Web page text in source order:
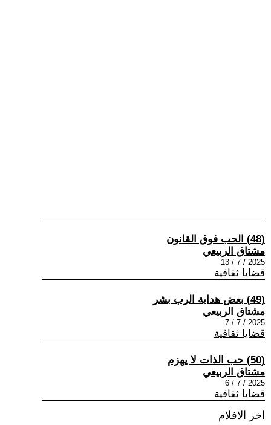
(48) الحب فوق القانون
مشتاق الربيعي
2025 / 7 / 13
قضايا ثقافية
(49) بعض هداية الرب بشر
مشتاق الربيعي
2025 / 7 / 7
قضايا ثقافية
(50) حب الذات لا يهزم
مشتاق الربيعي
2025 / 7 / 6
قضايا ثقافية
اخر الافلام